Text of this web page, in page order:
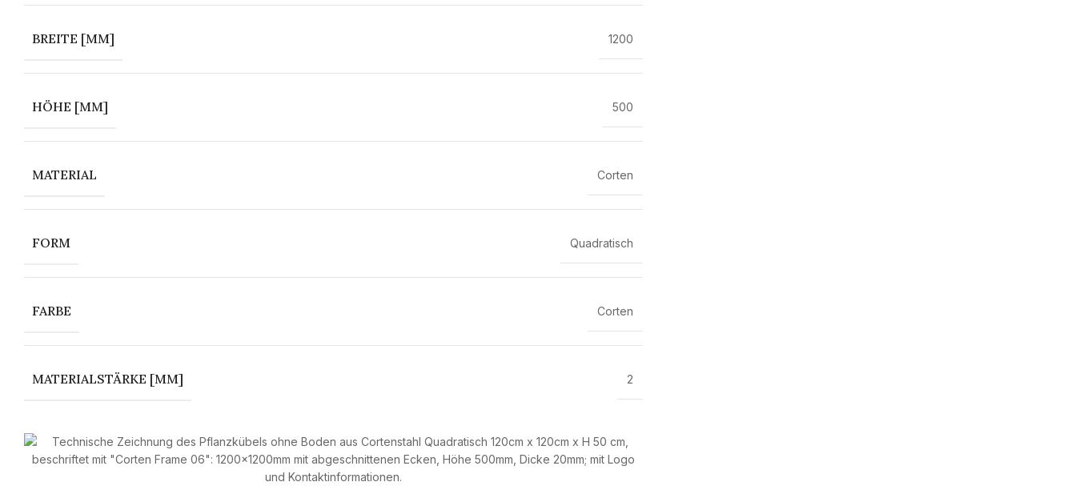
BREITE [MM] 1200
HÖHE [MM] 500
MATERIAL Corten
FORM Quadratisch
FARBE Corten
MATERIALSTÄRKE [MM] 2